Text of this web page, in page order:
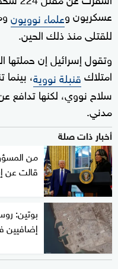
عسكريون وعلماء نوويون
للقتلى منذ ذلك الحين.
وتقول إسرائيل إن
امتلاكقنبلة نووية،
سلاح نووي، لكنها تدافع
مدني.
أخبار ذات صلة
من
قالت عن
بوتين:
إضافيين